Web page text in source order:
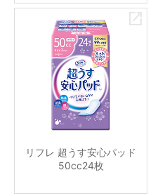
リフレ 超うす安心パッド
50cc24枚